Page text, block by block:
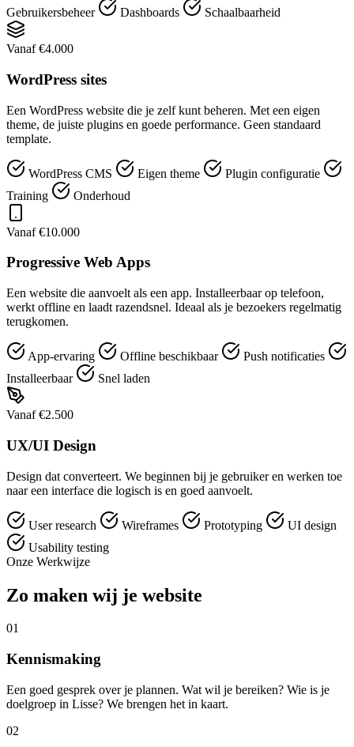
Gebruikersbeheer Dashboards Schaalbaarheid
Vanaf €4.000
WordPress sites
Een WordPress website die je zelf kunt beheren. Met een eigen
theme, de juiste plugins en goede performance. Geen standaard
template.
WordPress CMS Eigen theme
Plugin configuratie
Training
Onderhoud
Vanaf €10.000
Progressive Web Apps
Een website die aanvoelt als een app. Installeerbaar op telefoon,
werkt offline en laadt razendsnel. Ideaal als je bezoekers regelmatig
terugkomen.
App-ervaring Offline beschikbaar
Push notificaties
Installeerbaar
Snel laden
Vanaf €2.500
UX/UI Design
Design dat converteert. We beginnen bij je gebruiker en werken toe
naar een interface die logisch is en goed aanvoelt.
User research Wireframes Prototyping
UI design
Usability testing
Onze Werkwijze
Zo maken wij je website
01
Kennismaking
Een goed gesprek over je plannen. Wat wil je bereiken? Wie is je
doelgroep in Lisse? We brengen het in kaart.
02